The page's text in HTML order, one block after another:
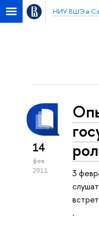
НИУ ВШЭ в
14
фев
2011
3
.